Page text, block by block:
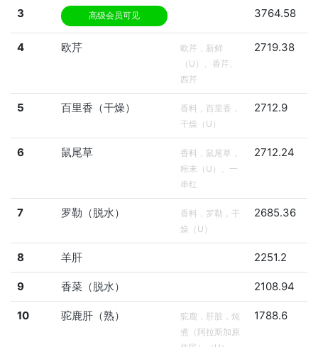
3 高级会员可见 3764.58
4 欧芹
欧芹，新鲜
（U）、香芹、
西芹
2719.38
5 百里香（干燥）
香料，百里香，
干燥（U）
2712.9
6 鼠尾草
香料，鼠尾草，
粉末（U）、一
串红
2712.24
7 罗勒（脱水）
香料，罗勒，干
燥（U）
2685.36
8 羊肝 2251.2
9 香菜（脱水） 2108.94
10 驼鹿肝（熟）
驼鹿，肝脏，炖
煮（阿拉斯加原
1788.6